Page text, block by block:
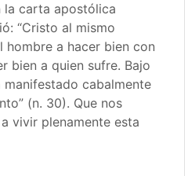
la carta apostólica
“Cristo al mismo
hombre a hacer bien con
bien a quien sufre. Bajo
cabalmente
(n. 30). Que nos
vivir plenamente esta